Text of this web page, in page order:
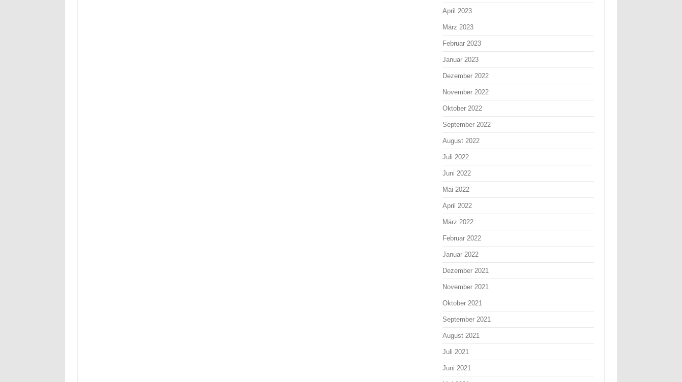
April 2023
März 2023
Februar 2023
Januar 2023
Dezember 2022
November 2022
Oktober 2022
September 2022
August 2022
Juli 2022
Juni 2022
Mai 2022
April 2022
März 2022
Februar 2022
Januar 2022
Dezember 2021
November 2021
Oktober 2021
September 2021
August 2021
Juli 2021
Juni 2021